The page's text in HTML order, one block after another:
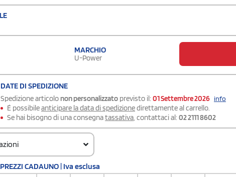
MARCHIO
U-Power
DATE DI SPEDIZIONE
Spedizione articolo non personalizzato previsto il: 01 Settembre 2026 info
É possibileanticipare la data di spedizionedirettamente al carrello.
Se hai bisogno di una consegnatassativa , contattaci al: 02 2111 8602
>
CADAUNO | Iva esclusa